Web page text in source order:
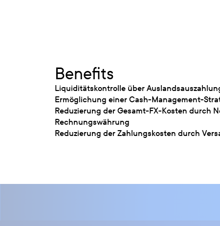
Benefits
Liquiditätskontrolle über
Ermöglichung einer Cash-Management-
Reduzierung der Gesamt-FX-Kosten durch
Rechnungswährung
Reduzierung der Zahlungskosten durch